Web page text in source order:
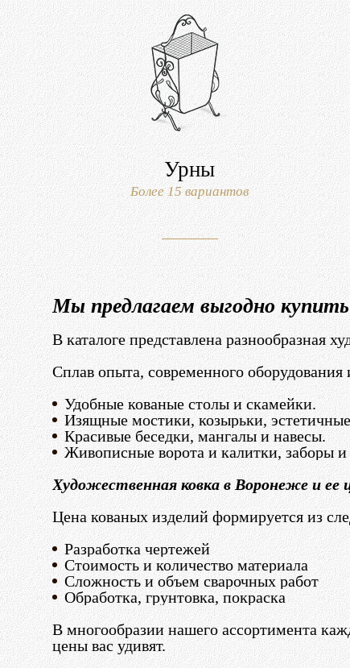
Урны
Более 15 вариантов
Мы предлагаем выгодно
В каталоге представлена разнообразная
Сплав опыта, современного оборудования
Удобные кованые столы и скамейки.
Изящные мостики, козырьки,
Красивые беседки, мангалы и навесы.
Живописные ворота и калитки, заборы и
Художественная ковка в Воронеже и ее
Цена кованых изделий формируется из
Разработка чертежей
Стоимость и количество материала
Сложность и объем сварочных работ
Обработка, грунтовка, покраска
В многообразии нашего ассортимента
цены вас удивят.